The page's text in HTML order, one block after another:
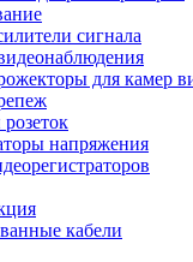
сигнала
для камер
напряжения
кабели